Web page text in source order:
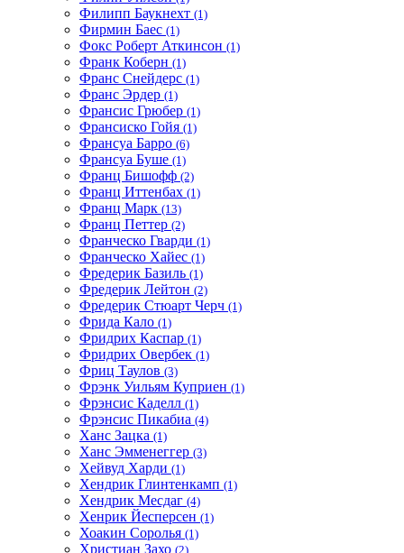
Филипп Баукнехт (1)
Фирмин Баес (1)
Фокс Роберт Аткинсон (1)
Франк Коберн (1)
Франс Снейдерс (1)
Франс Эрдер (1)
Франсис Грюбер (1)
Франсиско Гойя (1)
Франсуа Барро (6)
Франсуа Буше (1)
Франц Бишофф (2)
Франц Иттенбах (1)
Франц Марк (13)
Франц Петтер (2)
Франческо Гварди (1)
Франческо Хайес (1)
Фредерик Базиль (1)
Фредерик Лейтон (2)
Фредерик Стюарт Черч (1)
Фрида Кало (1)
Фридрих Каспар (1)
Фридрих Овербек (1)
Фриц Таулов (3)
Фрэнк Уильям Куприен (1)
Фрэнсис Каделл (1)
Фрэнсис Пикабиа (4)
Ханс Зацка (1)
Ханс Эмменеггер (3)
Хейвуд Харди (1)
Хендрик Глинтенкамп (1)
Хендрик Месдаг (4)
Хенрик Йесперсен (1)
Хоакин Соролья (1)
Христиан Захо (2)